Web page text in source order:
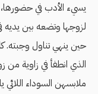
يسيء الأدب في
لزوجها وتضعه بين يديه
حين ينهي تناول وجبته.
الذي انطفأ في زاوية من
ملابسهن السوداء